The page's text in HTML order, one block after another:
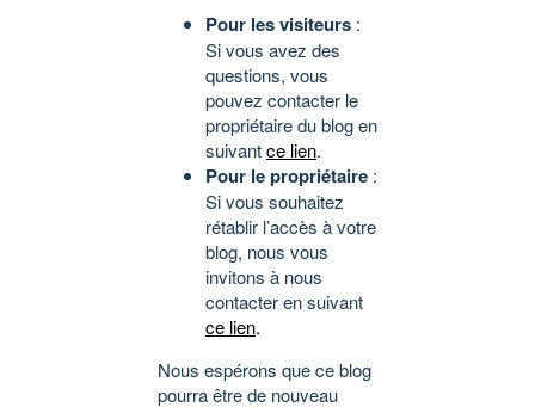
Pour les visiteurs :
Si vous avez des
questions, vous
pouvez contacter le
propriétaire du blog en
suivantce lien.
Pour le propriétaire :
Si vous souhaitez
rétablir l’accès à votre
blog, nous vous
invitons à nous
contacter en suivant
ce lien.
Nous espérons que ce blog
pourra être de nouveau